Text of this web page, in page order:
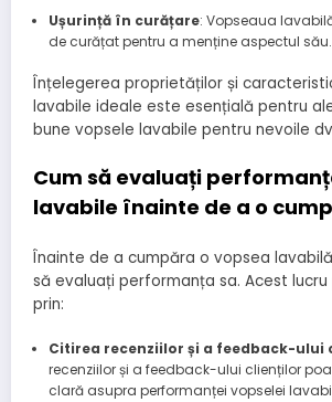
Ușurință în curățare: Vopseaua
de curățat pentru a menține aspectul său.
Înțelegerea proprietăților și
lavabile ideale este esențială pentru
bune vopsele lavabile pentru nevoile
Cum să evaluați
lavabile înainte de a o
Înainte de a cumpăra o vopsea
să evaluați performanța sa. Acest
prin:
Citirea recenziilor și a feedback-ului
recenziilor și a feedback-ului clienților
clară asupra performanței vopselei